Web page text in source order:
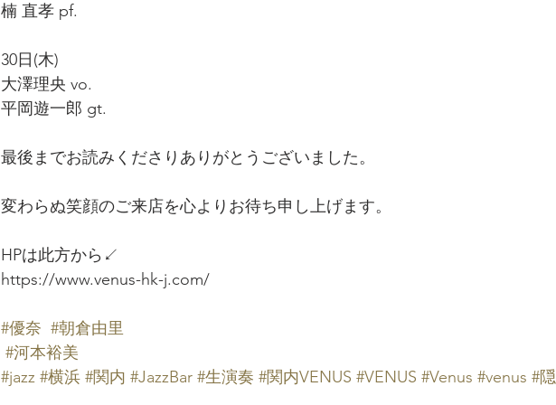
楠 直孝 pf.
30日(木)
大澤理央 vo.
平岡遊一郎 gt.
最後までお読みくださりありがとうございました。
変わらぬ笑顔のご来店を心よりお待ち申し上げます。
HPは此方から↙️
https://www.venus-hk-j.com/
#優奈 #朝倉由里
#河本裕美
#jazz #横浜 #関内 #JazzBar #生演奏 #関内VENUS #VENUS #Venus #venus #